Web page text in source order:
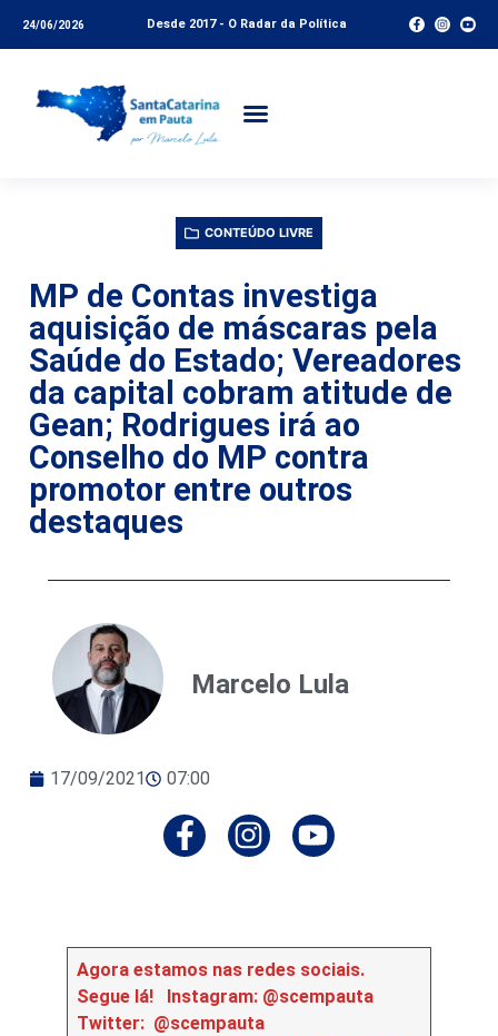
24/06/2026 Desde 2017 - O Radar da Política
CONTEÚDO LIVRE
MP de Contas investiga
aquisição de máscaras pela
Saúde do Estado; Vereadores
da capital cobram atitude de
Gean; Rodrigues irá ao
Conselho do MP contra
promotor entre outros
destaques
Marcelo Lula
17/09/2021 07:00
Agora estamos nas redes sociais.
Segue lá!
Instagram: @scempauta
Twitter: @scempauta